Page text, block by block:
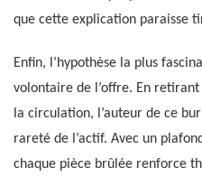
que cette explication paraisse
Enfin, l’hypothèse la plus
volontaire de l’offre. En
la circulation, l’auteur de ce
rareté de l’actif. Avec un
chaque pièce brûlée renforce